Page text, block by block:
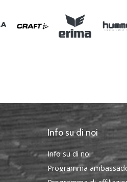
Info su di noi
Info su di noi
Programma